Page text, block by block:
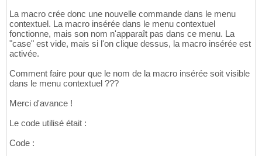
La macro crée donc une nouvelle commande dans le menu
contextuel. La macro insérée dans le menu contextuel
fonctionne, mais son nom n'apparaît pas dans ce menu. La
"case" est vide, mais si l'on clique dessus, la macro insérée est
activée.
Comment faire pour que le nom de la macro insérée soit visible
dans le menu contextuel ???
Merci d'avance !
Le code utilisé était :
Code :